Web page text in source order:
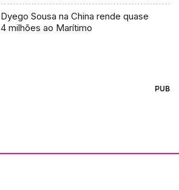
Dyego Sousa na China rende quase
4 milhões ao Marítimo
PUB